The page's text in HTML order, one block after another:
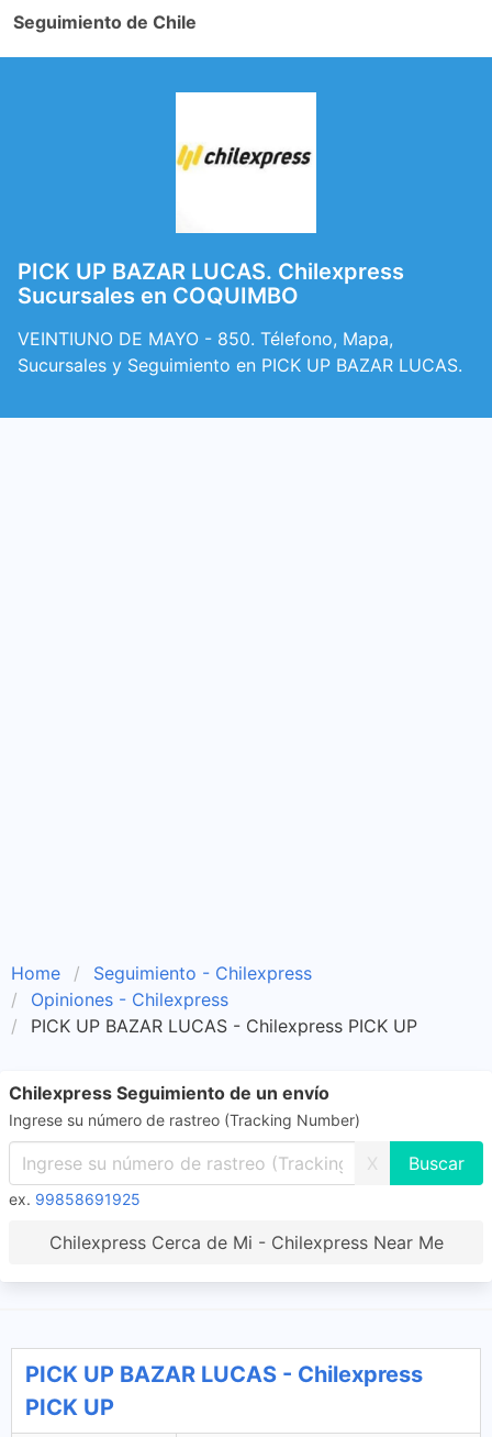
Seguimiento de Chile
PICK UP BAZAR LUCAS. Chilexpress
Sucursales en COQUIMBO
VEINTIUNO DE MAYO - 850. Télefono, Mapa,
Sucursales y Seguimiento en PICK UP BAZAR LUCAS.
Home
Seguimiento - Chilexpress
Opiniones - Chilexpress
PICK UP BAZAR LUCAS - Chilexpress PICK UP
Chilexpress Seguimiento de un envío
Ingrese su número de rastreo (Tracking Number)
X
ex. 99858691925
Chilexpress Cerca de Mi - Chilexpress Near Me
PICK UP BAZAR LUCAS - Chilexpress
PICK UP